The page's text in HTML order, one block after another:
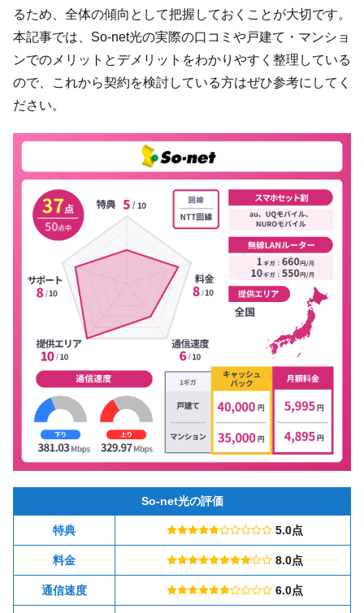
るため、全体の傾向として把握しておくことが大切です。
本記事では、So-net光の実際の口コミや戸建て・マンショ
ンでのメリットとデメリットをわかりやすく整理している
ので、これから契約を検討している方はぜひ参考にしてく
ださい。
So-net光の評価
特典 5.0点
料金 8.0点
通信速度 6.0点